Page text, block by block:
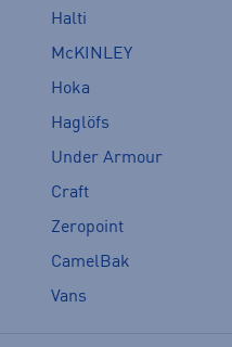
Halti
McKINLEY
Hoka
Haglöfs
Under Armour
Craft
Zeropoint
CamelBak
Vans